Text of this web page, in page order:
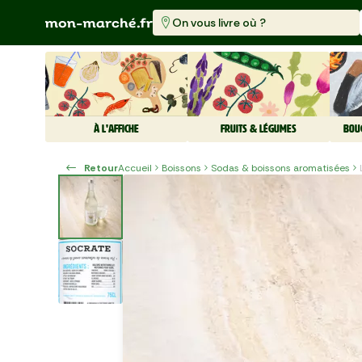
On vous livre où ?
À L'AFFICHE FRUITS & LÉGUMES
RetourAccueil Boissons Sodas & boissons aromatisées